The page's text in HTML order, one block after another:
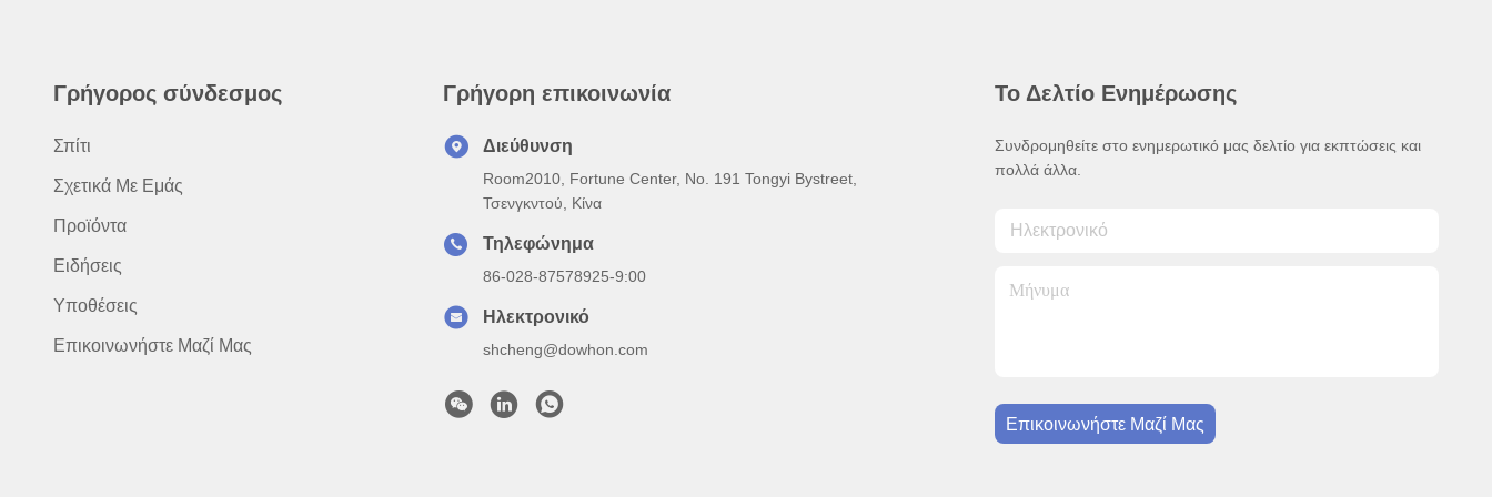
Γρήγορος σύνδεσμος
Σπίτι
Σχετικά Με Εμάς
Προϊόντα
Ειδήσεις
Υποθέσεις
Επικοινωνήστε Μαζί Μας
Γρήγορη επικοινωνία
Διεύθυνση
Room2010, Fortune Center, No. 191 Tongyi Bystreet,
Τσενγκντού, Κίνα
Τηλεφώνημα
86-028-87578925-9:00
Ηλεκτρονικό
shcheng@dowhon.com
Το Δελτίο Ενημέρωσης
Συνδρομηθείτε στο ενημερωτικό μας δελτίο για εκπτώσεις και
πολλά άλλα.
Επικοινωνήστε Μαζί Μας